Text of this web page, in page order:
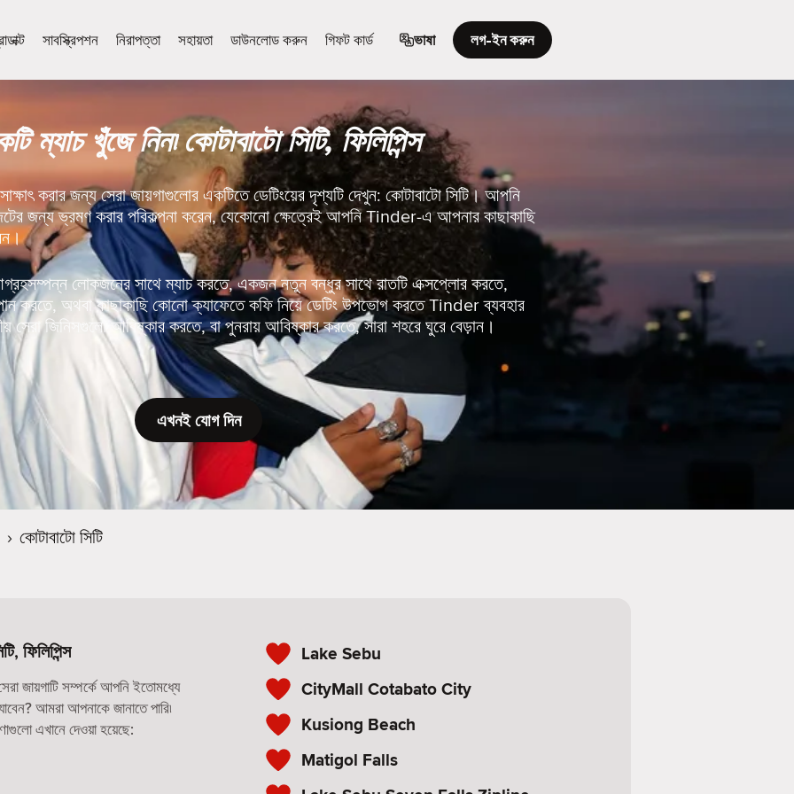
সাবস্ক্রিপশন নিরাপত্তা সহায়তা ডাউনলোড করুন গিফট কার্ড ভাষা লগ-ইন করুন
ম্যাচ খুঁজে নিন৷ কোটাবাটো সিটি, ফিলিপিন্স
করার জন্য সেরা জায়গাগুলোর একটিতে ডেটিংয়ের দৃশ্যটি দেখুন: কোটাবাটো সিটি। আপনি
জন্য ভ্রমণ করার পরিকল্পনা করেন, যেকোনো ক্ষেত্রেই আপনি Tinder-এ আপনার কাছাকাছি
লোকজনের সাথে ম্যাচ করতে, একজন নতুন বন্ধুর সাথে রাতটি এক্সপ্লোর করতে,
করতে, অথবা কাছাকাছি কোনো ক্যাফেতে কফি নিয়ে ডেটিং উপভোগ করতে Tinder ব্যবহার
সেরা জিনিসগুলো আবিষ্কার করতে, বা পুনরায় আবিষ্কার করতে, সারা শহরে ঘুরে বেড়ান।
এখনই যোগ দিন
› কোটাবাটো সিটি
ফিলিপিন্স
জায়গাটি সম্পর্কে আপনি ইতোমধ্যে
আমরা আপনাকে জানাতে পারি৷
এখানে দেওয়া হয়েছে:
Lake Sebu
CityMall Cotabato City
Kusiong Beach
Matigol Falls